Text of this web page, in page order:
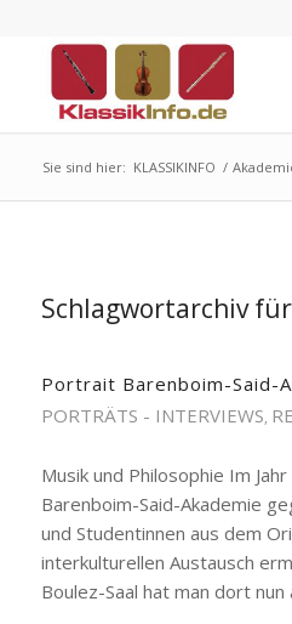
Sie sind hier: KLASSIKINFO /
Schlagwortarchiv
Portrait Barenboim-Said-
PORTRÄTS - INTERVIEWS,
Musik und Philosophie Im
Barenboim-Said-Akademie
und Studentinnen aus dem
interkulturellen Austausch
Boulez-Saal hat man dort nun